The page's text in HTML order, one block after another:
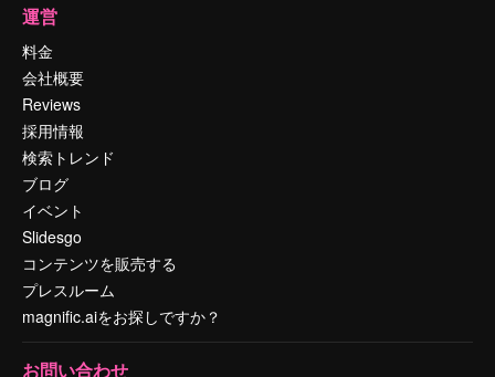
運営
料金
会社概要
Reviews
採用情報
検索トレンド
ブログ
イベント
Slidesgo
コンテンツを販売する
プレスルーム
magnific.aiをお探しですか？
お問い合わせ